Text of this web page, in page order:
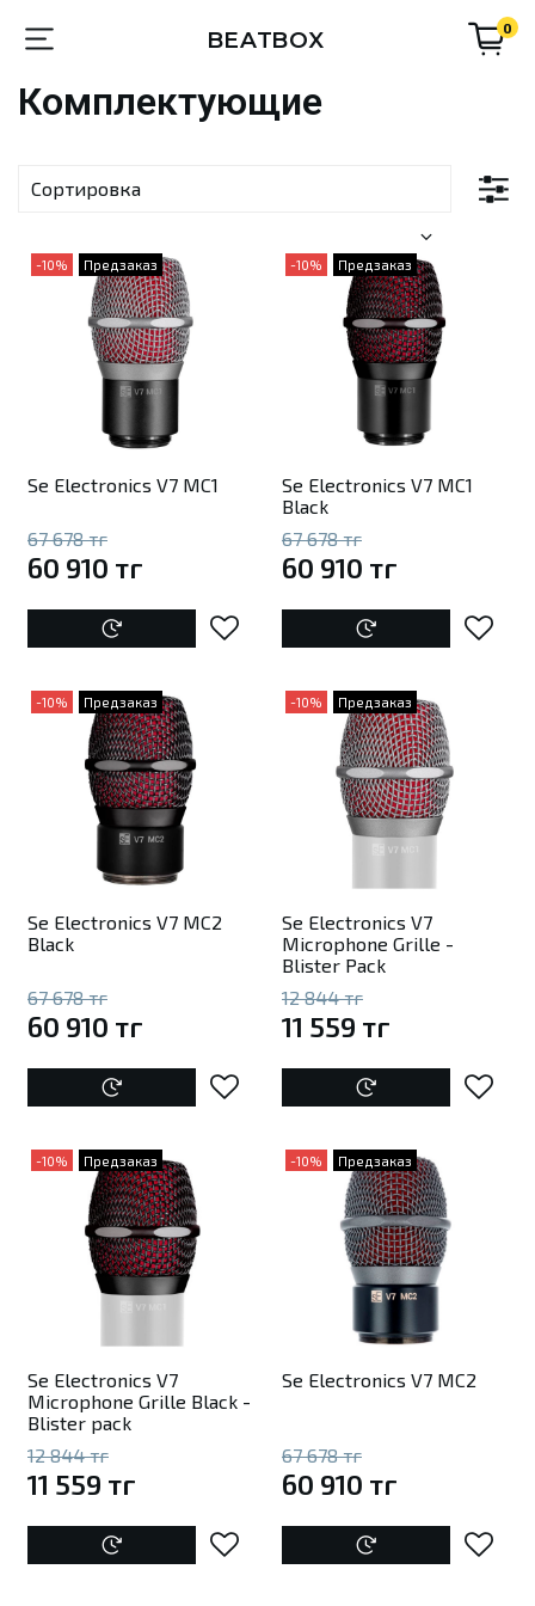
BEATBOX 0
Комплектующие
-10% Предзаказ
Se Electronics V7 MC1
67 678 тг
60 910 тг
-10% Предзаказ
Se Electronics V7 MC1
Black
67 678 тг
60 910 тг
-10% Предзаказ
Se Electronics V7 MC2
Black
67 678 тг
60 910 тг
-10% Предзаказ
Se Electronics V7
Microphone Grille -
Blister Pack
12 844 тг
11 559 тг
-10% Предзаказ
Se Electronics V7
Microphone Grille Black -
Blister pack
12 844 тг
11 559 тг
-10% Предзаказ
Se Electronics V7 MC2
67 678 тг
60 910 тг